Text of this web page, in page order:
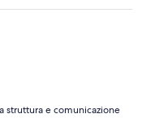
struttura e comunicazione